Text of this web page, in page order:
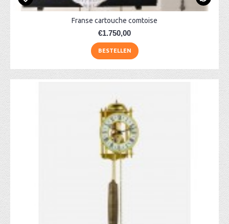
Franse cartouche comtoise
€1.750,00
BESTELLEN